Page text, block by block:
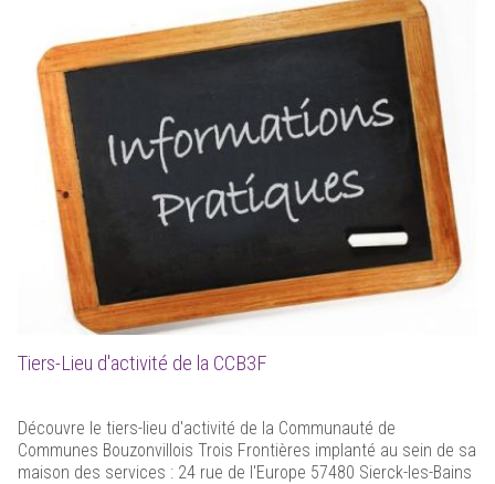
Tiers-Lieu d'activité de la CCB3F
Découvre le tiers-lieu d'activité de la Communauté de
Communes Bouzonvillois Trois Frontières implanté au sein de sa
maison des services : 24 rue de l'Europe 57480 Sierck-les-Bains